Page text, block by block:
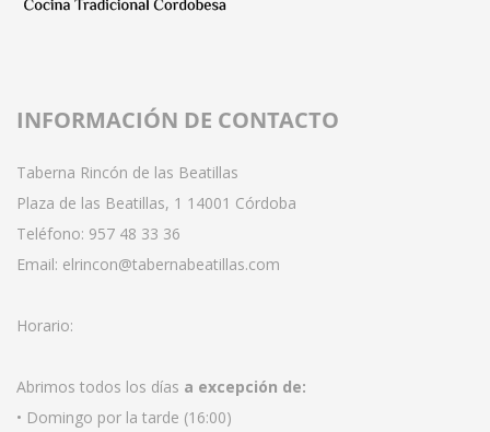
INFORMACIÓN DE CONTACTO
Taberna Rincón de las Beatillas
Plaza de las Beatillas, 1 14001 Córdoba
Teléfono: 957 48 33 36
Email: elrincon@tabernabeatillas.com
Horario:
Abrimos todos los días a excepción de:
• Domingo por la tarde (16:00)